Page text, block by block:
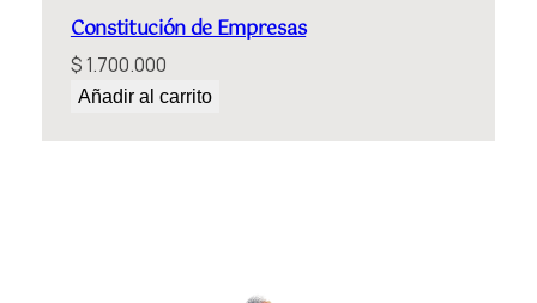
Constitución de Empresas
$1.700.000
Añadir al carrito